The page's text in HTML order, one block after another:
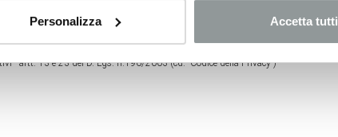
Personalizza Accetta tutti
- artt. 13 e 23 del D. Lgs. n.196/2003 (cd. “Codice della Privacy”)